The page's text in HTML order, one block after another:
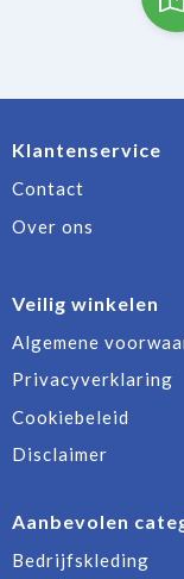
Klantenservice
Contact
Over ons
Veilig winkelen
Algemene
Privacyverklaring
Cookiebeleid
Disclaimer
Aanbevolen
Bedrijfskleding